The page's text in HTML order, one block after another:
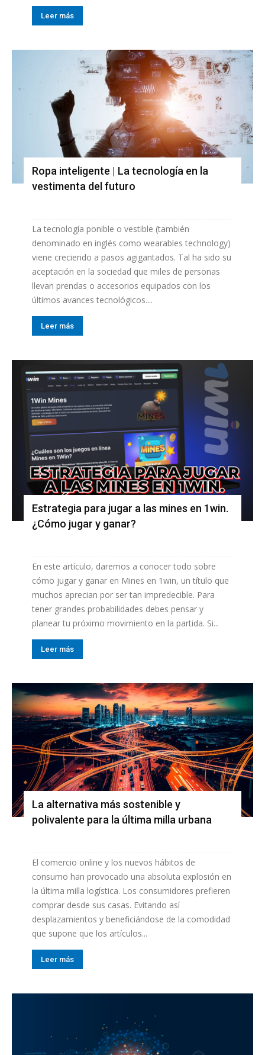
Leer más
Ropa inteligente | La tecnología en la
vestimenta del futuro
La tecnología ponible o vestible (también
denominado en inglés como wearables technology)
viene creciendo a pasos agigantados. Tal ha sido su
aceptación en la sociedad que miles de personas
llevan prendas o accesorios equipados con los
últimos avances tecnológicos....
Leer más
Estrategia para jugar a las mines en 1win.
¿Cómo jugar y ganar?
En este artículo, daremos a conocer todo sobre
cómo jugar y ganar en Mines en 1win, un título que
muchos aprecian por ser tan impredecible. Para
tener grandes probabilidades debes pensar y
planear tu próximo movimiento en la partida. Si...
Leer más
La alternativa más sostenible y
polivalente para la última milla urbana
El comercio online y los nuevos hábitos de
consumo han provocado una absoluta explosión en
la última milla logística. Los consumidores prefieren
comprar desde sus casas. Evitando así
desplazamientos y beneficiándose de la comodidad
que supone que los artículos...
Leer más